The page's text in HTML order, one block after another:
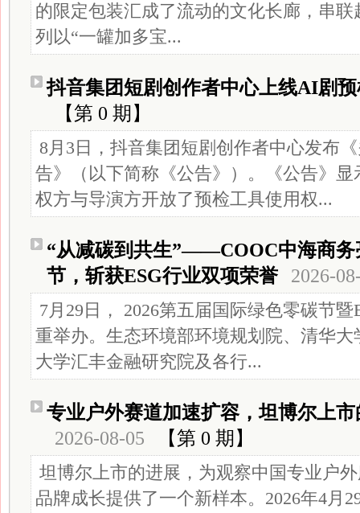
的限定包装汇成了流动的文化长廊，串
列以“一罐加多宝...
抖音集团短剧创作者中心上线AI剧
【第 0 期】
8月3日，抖音集团短剧创作者中心发布
告》（以下简称《公告》）。《公告》
权方与导演方开放了预检工具使用权...
“从减碳到共生”——COOC中海商务
节，斩获ESG行业双项荣誉
2026-
7月29日， 2026第五届国际绿色零碳节
重举办。生态环境部环境规划院、清华
大学汇丰金融研究院及各行...
专业户外赛道加速扩容，坦博尔上
2026-08-05
【第 0 期】
坦博尔上市的进展，为观察中国专业户
品牌成长提供了一个新样本。2026年4月